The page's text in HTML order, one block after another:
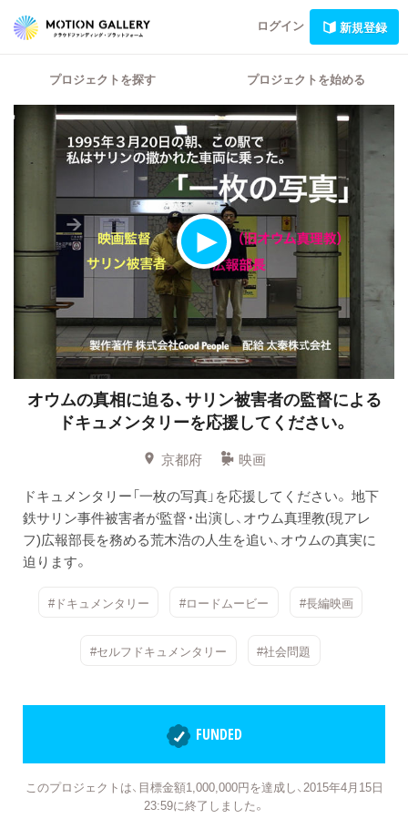
ログイン 新規登録
プロジェクトを探す プロジェクトを始める
オウムの真相に迫る、サリン被害者の監督による
ドキュメンタリーを応援してください。
京都府
映画
ドキュメンタリー「一枚の写真」を応援してください。 地下
鉄サリン事件被害者が監督・出演し、オウム真理教(現アレ
フ)広報部長を務める荒木浩の人生を追い、オウムの真実に
迫ります。
#ドキュメンタリー #ロードムービー #長編映画
#セルフドキュメンタリー #社会問題
FUNDED
このプロジェクトは、目標金額1,000,000円を達成し、2015年4月15日
23:59に終了しました。